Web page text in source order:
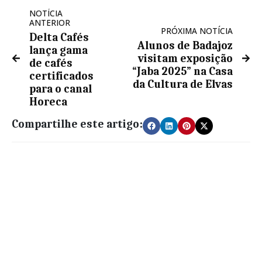
NOTÍCIA
ANTERIOR
Delta Cafés
lança gama
de cafés
certificados
para o canal
Horeca
PRÓXIMA NOTÍCIA
Alunos de Badajoz
visitam exposição
“Jaba 2025” na Casa
da Cultura de Elvas
Compartilhe este artigo: